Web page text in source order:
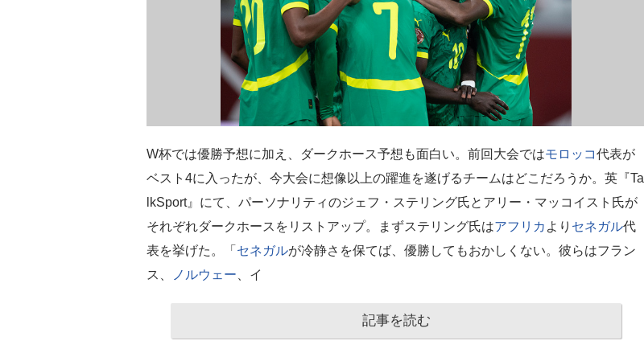
W杯では優勝予想に加え、ダークホース予想も面白い。前回大会ではモロッコ代表が
ベスト4に入ったが、今大会に想像以上の躍進を遂げるチームはどこだろうか。英『Ta
lkSport』にて、パーソナリティのジェフ・ステリング氏とアリー・マッコイスト氏が
それぞれダークホースをリストアップ。まずステリング氏はアフリカ より セネガル代
表を挙げた。「 セネガルが冷静さを保てば、優勝してもおかしくない。彼らはフラン
ス、
ノルウェー 、イ
記事を読む